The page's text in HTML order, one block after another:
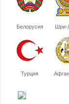
Белорусия Шри-
Турция